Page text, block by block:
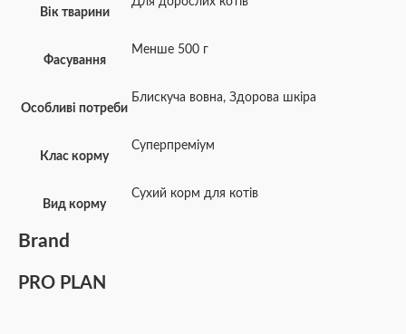
Вік тварини
Фасування
Менше 500 г
Особливі потреби
Блискуча вовна, Здорова шкіра
Клас корму
Суперпреміум
Вид корму
Сухий корм для котів
Brand
PRO PLAN